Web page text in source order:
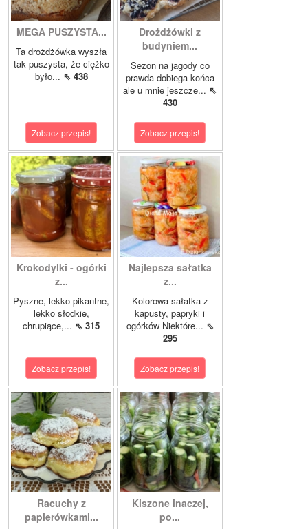
MEGA PUSZYSTA...
Ta drożdżówka wyszła
tak puszysta, że ciężko
było... ⇖ 438
Zobacz przepis!
Drożdżówki z
budyniem...
Sezon na jagody co
prawda dobiega końca
ale u mnie jeszcze... ⇖
430
Zobacz przepis!
Krokodylki - ogórki
z...
Pyszne, lekko pikantne,
lekko słodkie,
chrupiące,... ⇖ 315
Zobacz przepis!
Najlepsza sałatka
z...
Kolorowa sałatka z
kapusty, papryki i
ogórków Niektóre... ⇖
295
Zobacz przepis!
Racuchy z
papierówkami...
Kiszone inaczej,
po...